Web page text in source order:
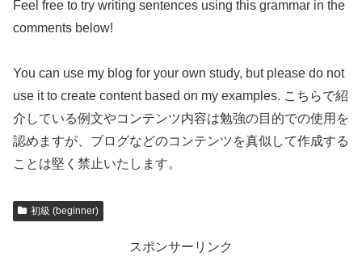
Feel free to try writing sentences using this grammar in the
comments below!
You can use my blog for your own study, but please do not
use it to create content based on my examples. こちらで紹
介している例文やコンテンツ内容は勉強の目的での使用を
認めますが、ブログなどのコンテンツを真似して作成する
ことは堅く禁止いたします。
初級 (beginner)
スポンサーリンク